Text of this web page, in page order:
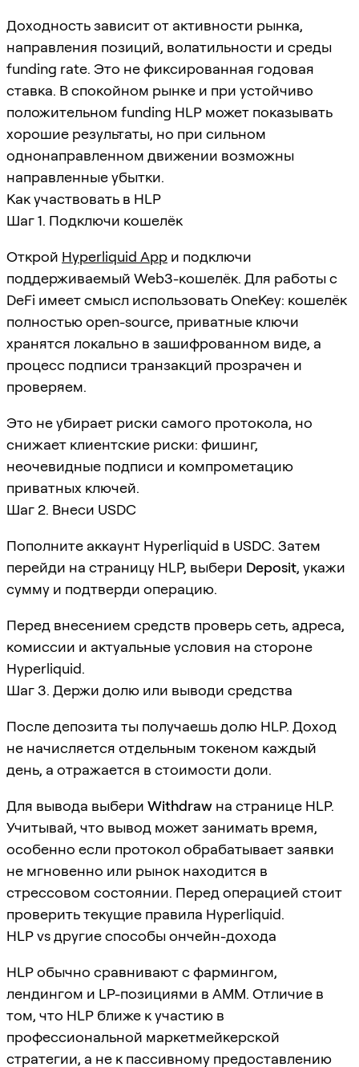
Доходность зависит от активности рынка,
направления позиций, волатильности и среды
funding rate. Это не фиксированная годовая
ставка. В спокойном рынке и при устойчиво
положительном funding HLP может показывать
хорошие результаты, но при сильном
однонаправленном движении возможны
направленные убытки.
Как участвовать в HLP
Шаг 1. Подключи кошелёк
Открой Hyperliquid App и подключи
поддерживаемый Web3-кошелёк. Для работы с
DeFi имеет смысл использовать OneKey: кошелёк
полностью open-source, приватные ключи
хранятся локально в зашифрованном виде, а
процесс подписи транзакций прозрачен и
проверяем.
Это не убирает риски самого протокола, но
снижает клиентские риски: фишинг,
неочевидные подписи и компрометацию
приватных ключей.
Шаг 2. Внеси USDC
Пополните аккаунт Hyperliquid в USDC. Затем
перейди на страницу HLP, выбери Deposit, укажи
сумму и подтверди операцию.
Перед внесением средств проверь сеть, адреса,
комиссии и актуальные условия на стороне
Hyperliquid.
Шаг 3. Держи долю или выводи средства
После депозита ты получаешь долю HLP. Доход
не начисляется отдельным токеном каждый
день, а отражается в стоимости доли.
Для вывода выбери Withdraw на странице HLP.
Учитывай, что вывод может занимать время,
особенно если протокол обрабатывает заявки
не мгновенно или рынок находится в
стрессовом состоянии. Перед операцией стоит
проверить текущие правила Hyperliquid.
HLP vs другие способы ончейн-дохода
HLP обычно сравнивают с фармингом,
лендингом и LP-позициями в AMM. Отличие в
том, что HLP ближе к участию в
профессиональной маркетмейкерской
стратегии, а не к пассивному предоставлению